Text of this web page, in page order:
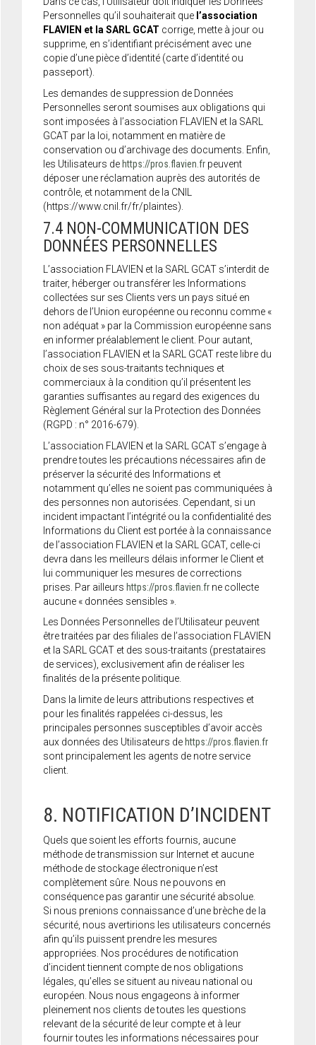
Personnelles qu’il souhaiterait que l’association
FLAVIEN et la SARL GCAT corrige, mette à jour ou
supprime, en s’identifiant précisément avec une
copie d’une pièce d’identité (carte d’identité ou
passeport).
Les demandes de suppression de Données
Personnelles seront soumises aux obligations qui
sont imposées à l’association FLAVIEN et la SARL
GCAT par la loi, notamment en matière de
conservation ou d’archivage des documents. Enfin,
les Utilisateurs dehttps://pros.flavien.fr peuvent
déposer une réclamation auprès des autorités de
contrôle, et notamment de la CNIL
(https://www.cnil.fr/fr/plaintes).
7.4 NON-COMMUNICATION DES
DONNÉES PERSONNELLES
L’association FLAVIEN et la SARL GCAT s’interdit de
traiter, héberger ou transférer les Informations
collectées sur ses Clients vers un pays situé en
dehors de l’Union européenne ou reconnu comme «
non adéquat » par la Commission européenne sans
en informer préalablement le client. Pour autant,
l’association FLAVIEN et la SARL GCAT reste libre du
choix de ses sous-traitants techniques et
commerciaux à la condition qu’il présentent les
garanties suffisantes au regard des exigences du
Règlement Général sur la Protection des Données
(RGPD : n° 2016-679).
L’association FLAVIEN et la SARL GCAT s’engage à
prendre toutes les précautions nécessaires afin de
préserver la sécurité des Informations et
notamment qu’elles ne soient pas communiquées à
des personnes non autorisées. Cependant, si un
incident impactant l’intégrité ou la confidentialité des
Informations du Client est portée à la connaissance
de l’association FLAVIEN et la SARL GCAT, celle-ci
devra dans les meilleurs délais informer le Client et
lui communiquer les mesures de corrections
prises. Par ailleurs https://pros.flavien.fr ne collecte
aucune « données sensibles ».
Les Données Personnelles de l’Utilisateur peuvent
être traitées par des filiales de l’association FLAVIEN
et la SARL GCAT et des sous-traitants (prestataires
de services), exclusivement afin de réaliser les
finalités de la présente politique.
Dans la limite de leurs attributions respectives et
pour les finalités rappelées ci-dessus, les
principales personnes susceptibles d’avoir accès
aux données des Utilisateurs dehttps://pros.flavien.fr
sont principalement les agents de notre service
client.
8. NOTIFICATION D’INCIDENT
Quels que soient les efforts fournis, aucune
méthode de transmission sur Internet et aucune
méthode de stockage électronique n’est
complètement sûre. Nous ne pouvons en
conséquence pas garantir une sécurité absolue.
Si nous prenions connaissance d’une brèche de la
sécurité, nous avertirions les utilisateurs concernés
afin qu’ils puissent prendre les mesures
appropriées. Nos procédures de notification
d’incident tiennent compte de nos obligations
légales, qu’elles se situent au niveau national ou
européen. Nous nous engageons à informer
pleinement nos clients de toutes les questions
relevant de la sécurité de leur compte et à leur
fournir toutes les informations nécessaires pour